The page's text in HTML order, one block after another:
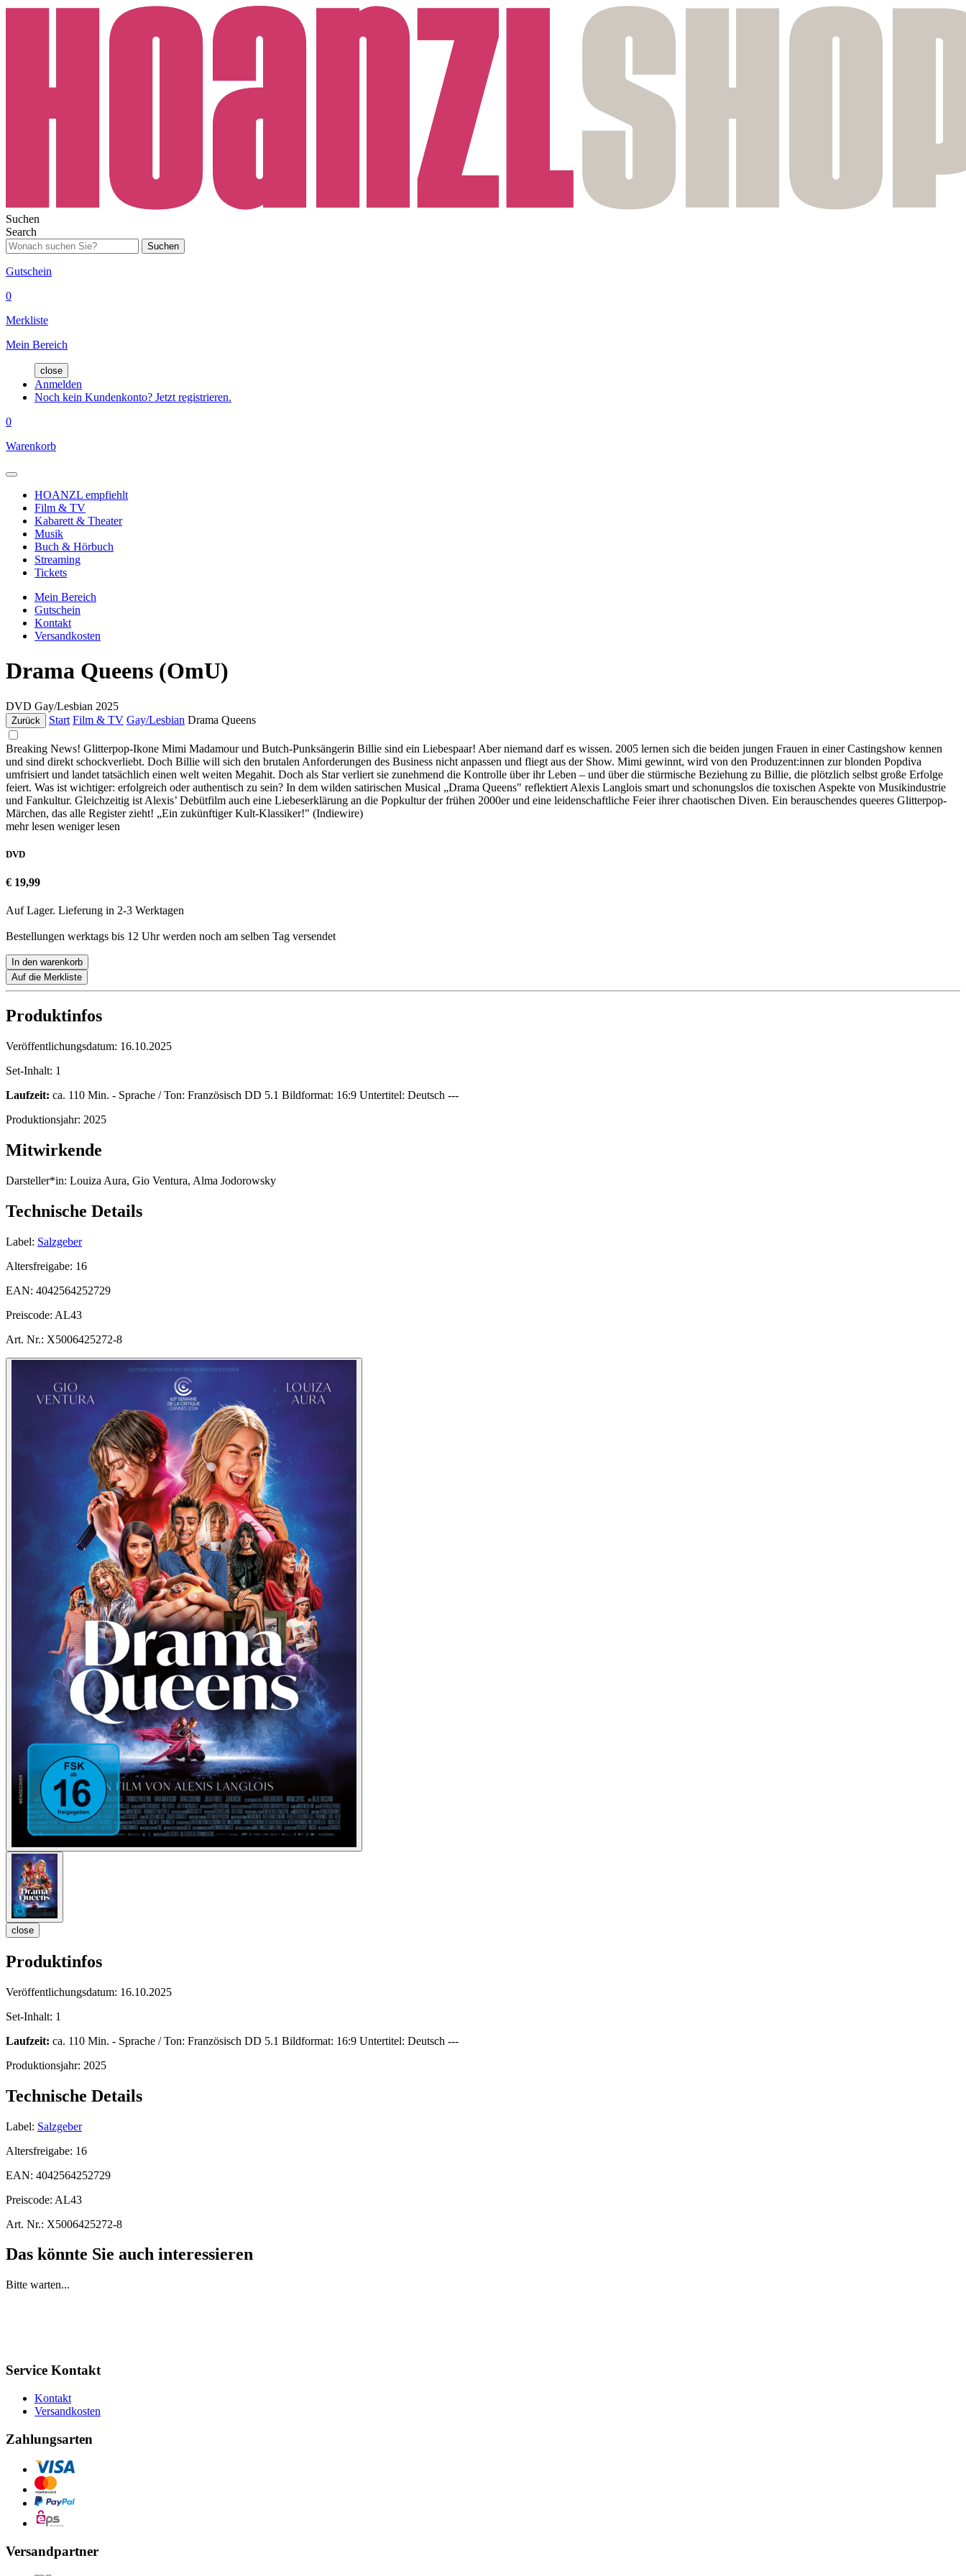
Suchen
Search
Suchen
Gutschein
0
Merkliste
Mein Bereich
close
Anmelden
Noch kein Kundenkonto? Jetzt registrieren.
0
Warenkorb
HOANZL empfiehlt
Film & TV
Kabarett & Theater
Musik
Buch & Hörbuch
Streaming
Tickets
Mein Bereich
Gutschein
Kontakt
Versandkosten
Drama Queens (OmU)
DVD Gay/Lesbian 2025
Zurück Start Film & TV Gay/Lesbian Drama Queens
Breaking News! Glitterpop-Ikone Mimi Madamour und Butch-Punksängerin Billie sind ein Liebespaar! Aber niemand darf es wissen. 2005 lernen sich die beiden jungen Frauen in einer Castingshow kennen
und sind direkt schockverliebt. Doch Billie will sich den brutalen Anforderungen des Business nicht anpassen und fliegt aus der Show. Mimi gewinnt, wird von den Produzent:innen zur blonden Popdiva
umfrisiert und landet tatsächlich einen welt weiten Megahit. Doch als Star verliert sie zunehmend die Kontrolle über ihr Leben – und über die stürmische Beziehung zu Billie, die plötzlich selbst große Erfolge
feiert. Was ist wichtiger: erfolgreich oder authentisch zu sein? In dem wilden satirischen Musical „Drama Queens" reflektiert Alexis Langlois smart und schonungslos die toxischen Aspekte von Musikindustrie
und Fankultur. Gleichzeitig ist Alexis’ Debütfilm auch eine Liebeserklärung an die Popkultur der frühen 2000er und eine leidenschaftliche Feier ihrer chaotischen Diven. Ein berauschendes queeres Glitterpop-
Märchen, das alle Register zieht! „Ein zukünftiger Kult-Klassiker!" (Indiewire)
mehr lesen weniger lesen
DVD
€ 19,99
Auf Lager. Lieferung in 2-3 Werktagen
Bestellungen werktags bis 12 Uhr werden noch am selben Tag versendet
In den warenkorb
Auf die Merkliste
Produktinfos
Veröffentlichungsdatum: 16.10.2025
Set-Inhalt: 1
Laufzeit: ca. 110 Min. - Sprache / Ton: Französisch DD 5.1 Bildformat: 16:9 Untertitel: Deutsch ---
Produktionsjahr: 2025
Mitwirkende
Darsteller*in: Louiza Aura, Gio Ventura, Alma Jodorowsky
Technische Details
Label: Salzgeber
Altersfreigabe: 16
EAN: 4042564252729
Preiscode: AL43
Art. Nr.: X5006425272-8
close
Produktinfos
Veröffentlichungsdatum: 16.10.2025
Set-Inhalt: 1
Laufzeit: ca. 110 Min. - Sprache / Ton: Französisch DD 5.1 Bildformat: 16:9 Untertitel: Deutsch ---
Produktionsjahr: 2025
Technische Details
Label: Salzgeber
Altersfreigabe: 16
EAN: 4042564252729
Preiscode: AL43
Art. Nr.: X5006425272-8
Das könnte Sie auch interessieren
Bitte warten...
Service Kontakt
Kontakt
Versandkosten
Zahlungsarten
Versandpartner